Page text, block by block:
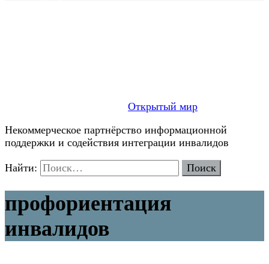
Открытый мир
Некоммерческое партнёрство информационной
поддержки и содействия интеграции инвалидов
Найти:
профориентация
инвалидов